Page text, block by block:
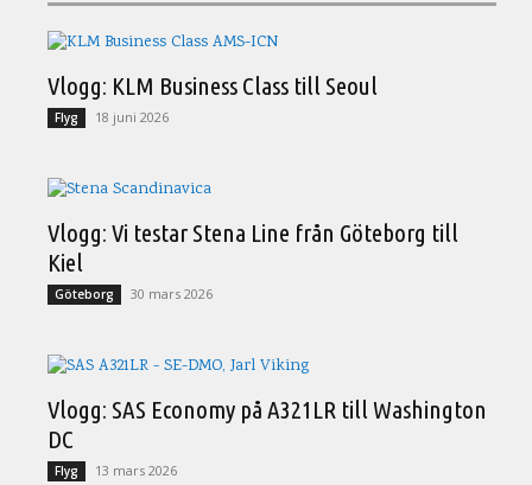
Vlogg: KLM Business Class till Seoul
Flyg 18 juni 2026
Vlogg: Vi testar Stena Line från Göteborg till
Kiel
Göteborg 30 mars 2026
Vlogg: SAS Economy på A321LR till Washington
DC
Flyg 13 mars 2026